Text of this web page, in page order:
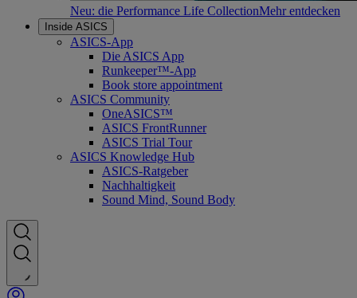
Neu: die Performance Life CollectionMehr entdecken
Inside ASICS
ASICS-App
Die ASICS App
Runkeeper™-App
Book store appointment
ASICS Community
OneASICS™
ASICS FrontRunner
ASICS Trial Tour
ASICS Knowledge Hub
ASICS-Ratgeber
Nachhaltigkeit
Sound Mind, Sound Body